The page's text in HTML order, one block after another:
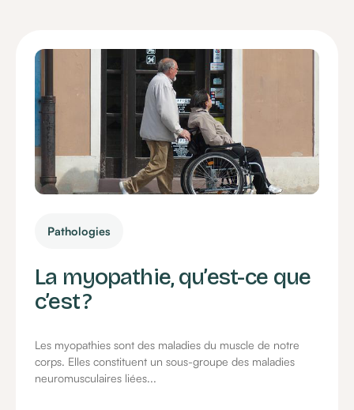
Pathologies
La myopathie, qu’est-ce que
c’est ?
Les myopathies sont des maladies du muscle de notre
corps. Elles constituent un sous-groupe des maladies
neuromusculaires liées...